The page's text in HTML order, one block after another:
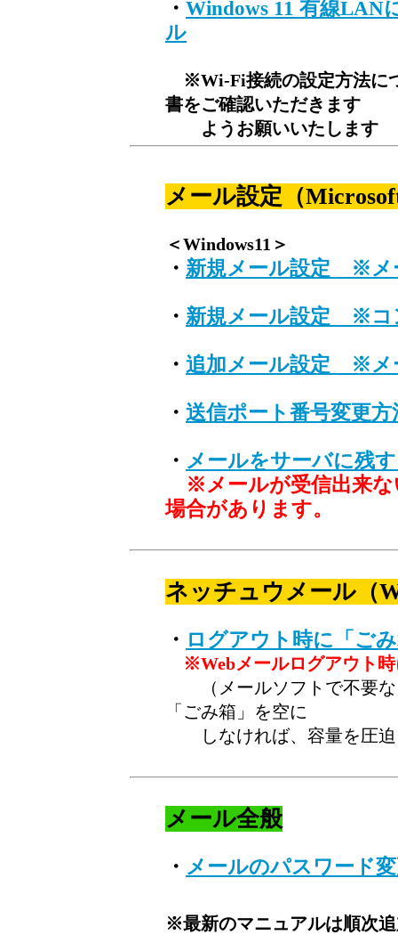
・ Windows 11 有線LAN
ル
※Wi-Fi接続の設定方法に
書をご確認いただきます
ようお願いいたします
メール設定（
＜Windows11＞
・ 新規メール設定 ※メ
・ 新規メール設定 ※コ
・ 追加メール設定 ※メ
・ 送信ポート番号変更方
・ メールをサーバに残
※メールが受信出来
場合があります。
ネッチュウメール（
・ ログアウト時に「ご
※Webメールログアウト時
（メールソフトで不要な
「ごみ箱」を空に
しなければ、容量を圧迫
メール全般
・ メールのパスワード
※最新のマニュアルは順次